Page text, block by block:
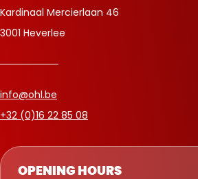
OPENING HOURS
Kardinaal Mercierlaan 46
3001 Heverlee
info@ohl.be
+32 (0)16 22 85 08